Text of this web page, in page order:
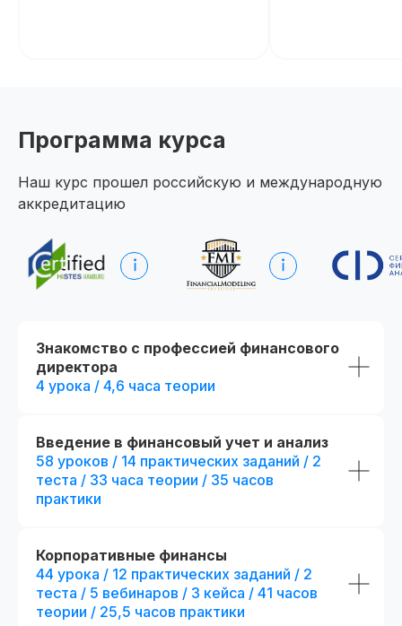
Программа курса
Наш курс прошел российскую и международную
аккредитацию
Знакомство с профессией финансового
директора
4 урока / 4,6 часа теории
Введение в финансовый учет и анализ
58 уроков / 14 практических заданий / 2
теста / 33 часа теории / 35 часов
практики
Корпоративные финансы
44 урока / 12 практических заданий / 2
теста / 5 вебинаров / 3 кейса / 41 часов
теории / 25,5 часов практики
Получить программу
Попробовать 48 часов бесплатно
сомнений
Лицензия на осуществление
образовательной деятельности№
Диплом о прохождении курса
Удостоверение о
квалификации